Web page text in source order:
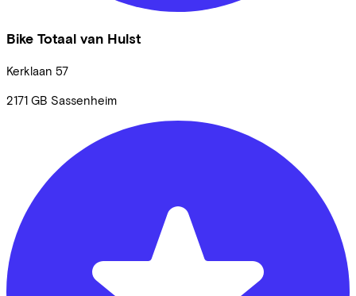
Bike Totaal van Hulst
Kerklaan 57
2171 GB Sassenheim